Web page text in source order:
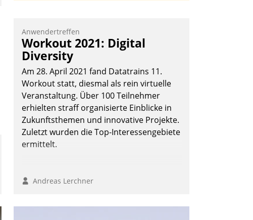
Anwendertreffen
Workout 2021: Digital
Diversity
Am 28. April 2021 fand Datatrains 11.
Workout statt, diesmal als rein virtuelle
Veranstaltung. Über 100 Teilnehmer
erhielten straff organisierte Einblicke in
Zukunftsthemen und innovative Projekte.
Zuletzt wurden die Top-Interessengebiete
ermittelt.
Andreas Lerchner